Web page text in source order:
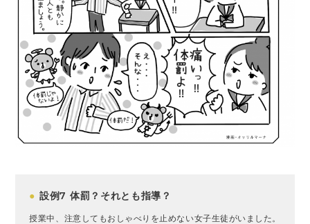
● 設例7 体罰？それとも指導？
授業中、注意してもおしゃべりを止めない女子生徒がいました。